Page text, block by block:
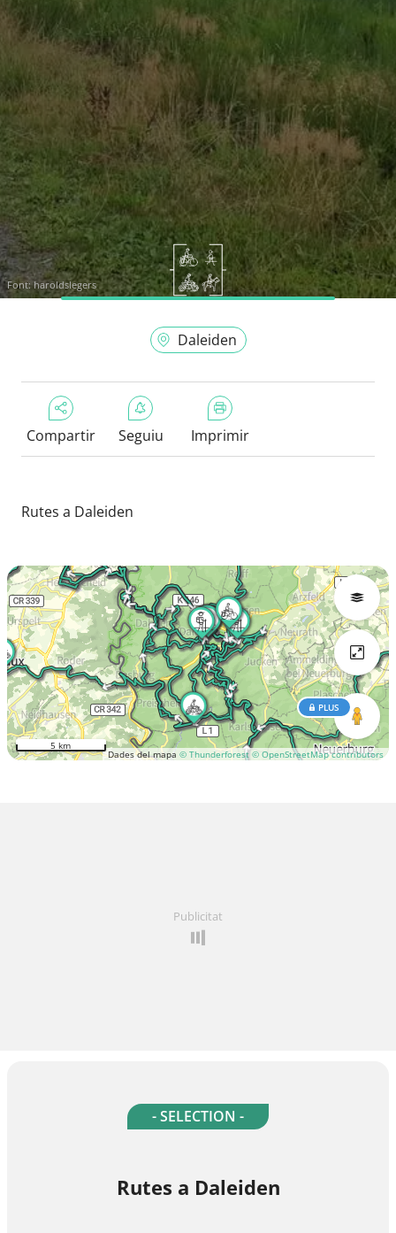
Font:haroldslegers
Daleiden
Compartir Seguiu Imprimir
Rutes a Daleiden
Dades del mapa © Thunderforest © OpenStreetMap contributors
PLUS
5 km
Publicitat
- SELECTION -
Rutes a Daleiden